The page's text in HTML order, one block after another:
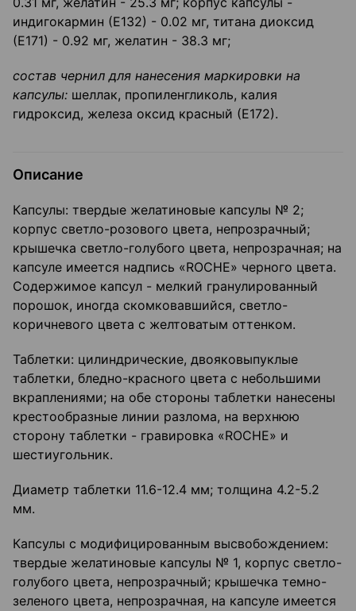
индигокармин (Е132) - 0.02 мг, титана диоксид
(Е171) - 0.92 мг, желатин - 38.3 мг;
состав чернил для нанесения маркировки на
капсулы: шеллак, пропиленгликоль, калия
гидроксид, железа оксид красный (Е172).
Описание
Капсулы: твердые желатиновые капсулы № 2;
корпус светло-розового цвета, непрозрачный;
крышечка светло-голубого цвета, непрозрачная; на
капсуле имеется надпись «ROCHE» черного цвета.
Содержимое капсул - мелкий гранулированный
порошок, иногда скомковавшийся, светло-
коричневого цвета с желтоватым оттенком.
Таблетки: цилиндрические, двояковыпуклые
таблетки, бледно-красного цвета с небольшими
вкраплениями; на обе стороны таблетки нанесены
крестообразные линии разлома, на верхнюю
сторону таблетки - гравировка «ROCHE» и
шестиугольник.
Диаметр таблетки 11.6-12.4 мм; толщина 4.2-5.2
мм.
Капсулы с модифицированным высвобождением:
твердые желатиновые капсулы № 1, корпус светло-
голубого цвета, непрозрачный; крышечка темно-
зеленого цвета, непрозрачная, на капсуле имеется